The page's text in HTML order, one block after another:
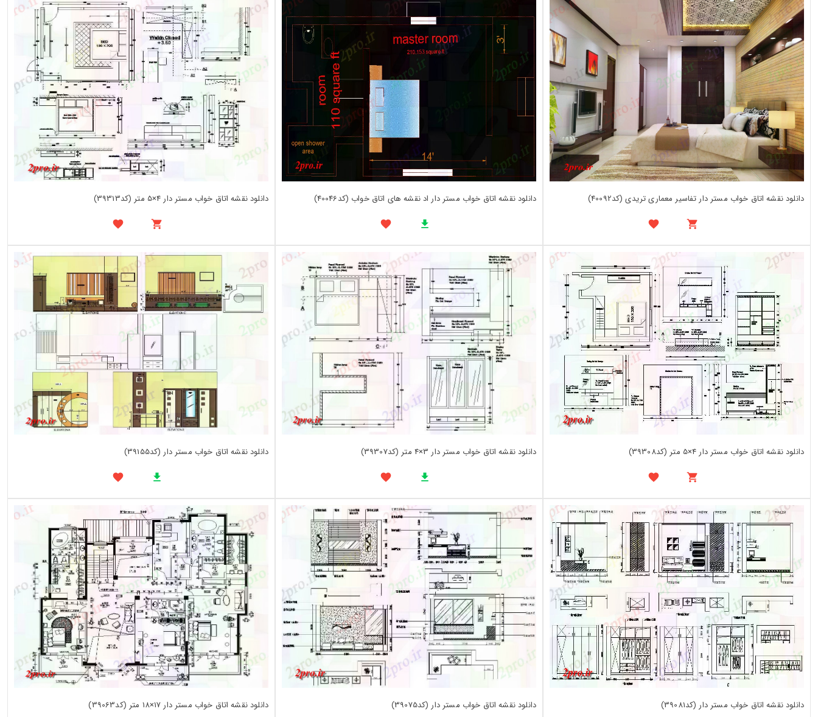
دانلود نقشه اتاق خواب مستر دار تفاسیر معماری تریدی (کد40092) دانلود نقشه اتاق خواب مستر دار اد نقشه های اتاق خواب (کد40046) دانلود نقشه اتاق خواب مستر دار 4×5 متر (کد39313)
دانلود نقشه اتاق خواب مستر دار 4×5 متر (کد39308) دانلود نقشه اتاق خواب مستر دار 3×4 متر (کد39307) دانلود نقشه اتاق خواب مستر دار (کد39155)
دانلود نقشه اتاق خواب مستر دار (کد39081) دانلود نقشه اتاق خواب مستر دار (کد39075) دانلود نقشه اتاق خواب مستر دار 17×18 متر (کد39063)